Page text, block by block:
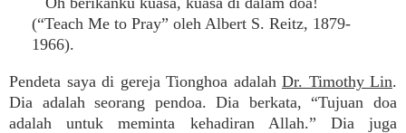
(“Teach Me to Pray” oleh Albert S. Reitz, 1879-
1966).
Pendeta saya di gereja Tionghoa adalah Dr. Timothy Lin.
Dia adalah seorang pendoa. Dia berkata, “Tujuan doa
adalah untuk meminta kehadiran Allah.” Dia juga